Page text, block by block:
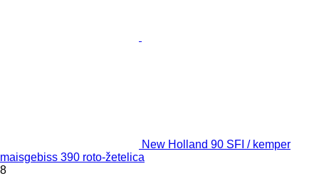
New Holland 90 SFI / kemper
maisgebiss 390 roto-žetelica
8